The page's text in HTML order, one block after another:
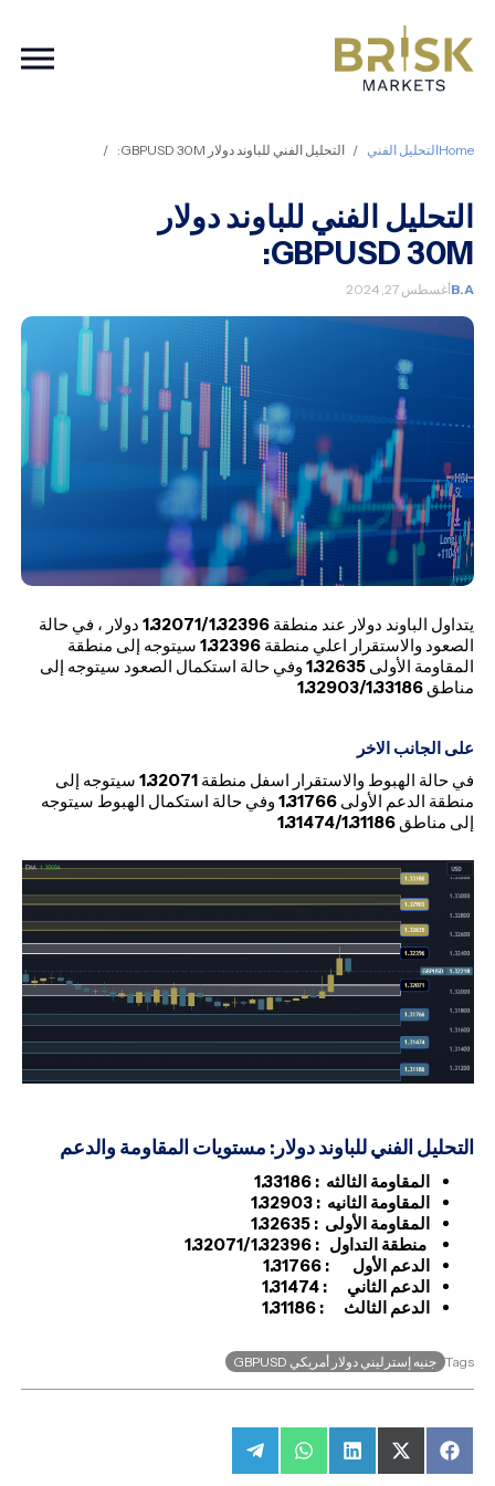
Homeالتحليل الفني التحليل الفني للباوند دولار GBPUSD 30M:
التحليل الفني للباوند دولار
GBPUSD 30M:
B.Aأغسطس 27, 2024
يتداول الباوند دولار عند منطقة1.32071/1.32396 دولار ، في حالة
الصعود والاستقرار اعلي منطقة1.32396 سيتوجه إلى منطقة
المقاومة الأولى1.32635 وفي حالة استكمال الصعود سيتوجه إلى
مناطق1.32903/1.33186
على الجانب الاخر
في حالة الهبوط والاستقرار اسفل منطقة1.32071 سيتوجه إلى
منطقة الدعم الأولى1.31766 وفي حالة استكمال الهبوط سيتوجه
إلى مناطق1.31474/1.31186
التحليل الفني للباوند دولار: مستويات المقاومة والدعم
المقاومة الثالثه :
1.33186
المقاومة الثانيه :
1.32903
المقاومة الأولى :1.32635
منطقة التداول :1.32071/1.32396
الدعم الأول
:
1.31766
الدعم الثاني
:
1.31474
الدعم الثالث : 1.31186
Tags جنيه إسترليني دولار أمريكي GBPUSD
Share
on
Share
on
Share
on
Share
on
Share
on